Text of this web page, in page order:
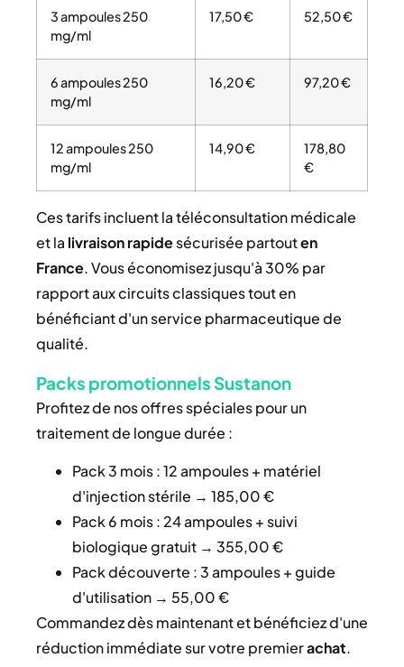
3 ampoules 250
mg/ml
17,50 € 52,50 €
6 ampoules 250
mg/ml
16,20 € 97,20 €
12 ampoules 250
mg/ml
14,90 €
178,80
€
Ces tarifs incluent la téléconsultation médicale
et la livraison rapidesécurisée partouten
France. Vous économisez jusqu'à 30% par
rapport aux circuits classiques tout en
bénéficiant d'un service pharmaceutique de
qualité.
Packs promotionnels Sustanon
Profitez de nos offres spéciales pour un
traitement de longue durée :
Pack 3 mois : 12 ampoules + matériel
d'injection stérile → 185,00 €
Pack 6 mois : 24 ampoules + suivi
biologique gratuit → 355,00 €
Pack découverte : 3 ampoules + guide
d'utilisation → 55,00 €
Commandez dès maintenant et bénéficiez d'une
réduction immédiate sur votre premierachat.